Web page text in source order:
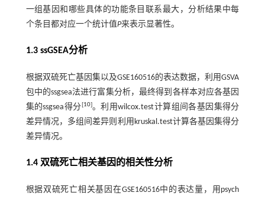
一组基因和哪些具体的功能条目联系最大，分析结果中每
个条目都对应一个统计值P来表示显著性。
1.3 ssGSEA分析
根据双硫死亡基因集以及GSE160516的表达数据，利用GSVA
包中的ssgsea法进行富集分析，最终得到各样本对应各基因
集的ssgsea得分[10]。利用wilcox.test计算组间各基因集得分
差异情况，多组间差异则利用kruskal.test计算各基因集得分
差异情况。
1.4 双硫死亡相关基因的相关性分析
根据双硫死亡相关基因在GSE160516中的表达量，用psych